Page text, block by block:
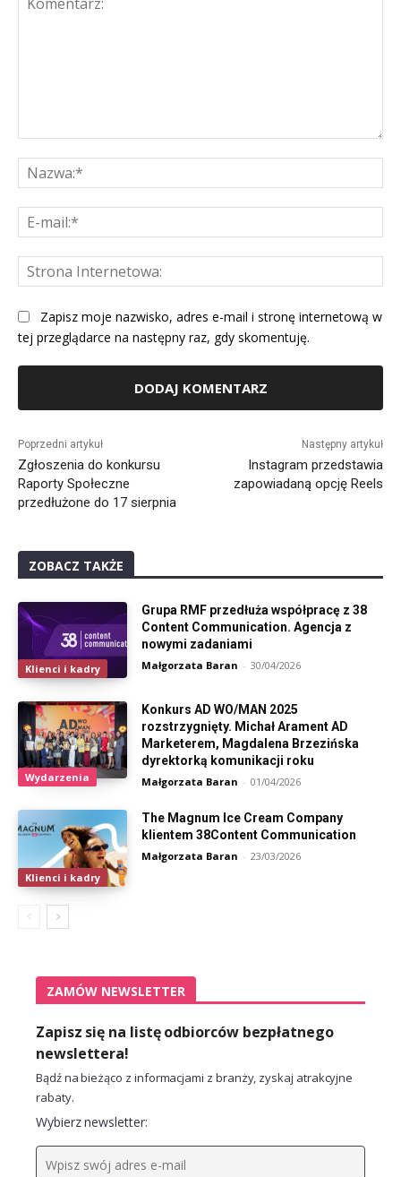
Zapisz moje nazwisko, adres e-mail i stronę internetową w
tej przeglądarce na następny raz, gdy skomentuję.
Poprzedni artykuł
Zgłoszenia do konkursu
Raporty Społeczne
przedłużone do 17 sierpnia
Następny artykuł
Instagram przedstawia
zapowiadaną opcję Reels
ZOBACZ TAKŻE
Klienci i kadry
Grupa RMF przedłuża współpracę z 38
Content Communication. Agencja z
nowymi zadaniami
Małgorzata Baran - 30/04/2026
Wydarzenia
Konkurs AD WO/MAN 2025
rozstrzygnięty. Michał Arament AD
Marketerem, Magdalena Brzezińska
dyrektorką komunikacji roku
Małgorzata Baran - 01/04/2026
Klienci i kadry
The Magnum Ice Cream Company
klientem 38Content Communication
Małgorzata Baran - 23/03/2026
ZAMÓW NEWSLETTER
Zapisz się na listę odbiorców bezpłatnego
newslettera!
Bądź na bieżąco z informacjami z branży, zyskaj atrakcyjne
rabaty.
Wybierz newsletter: